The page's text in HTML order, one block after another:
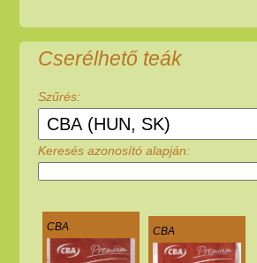
Cserélhető teák
Szűrés:
Keresés azonosító alapján:
CBA CBA